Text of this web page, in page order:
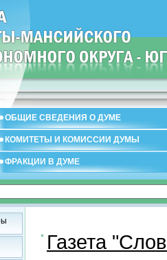
ОБЩИЕ СВЕДЕНИЯ О ДУМЕ
КОМИТЕТЫ И КОМИССИИ ДУМЫ
ФРАКЦИИ В ДУМЕ
Газета